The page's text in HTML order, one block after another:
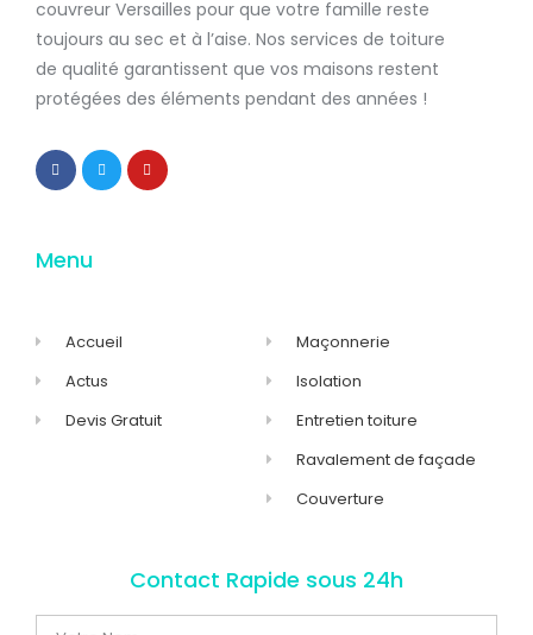
couvreur Versailles pour que votre famille reste
toujours au sec et à l’aise. Nos services de toiture
de qualité garantissent que vos maisons restent
protégées des éléments pendant des années !
Menu
Accueil
Actus
Devis Gratuit
Maçonnerie
Isolation
Entretien toiture
Ravalement de façade
Couverture
Contact Rapide sous 24h